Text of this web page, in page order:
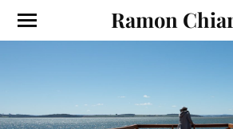
Ramon